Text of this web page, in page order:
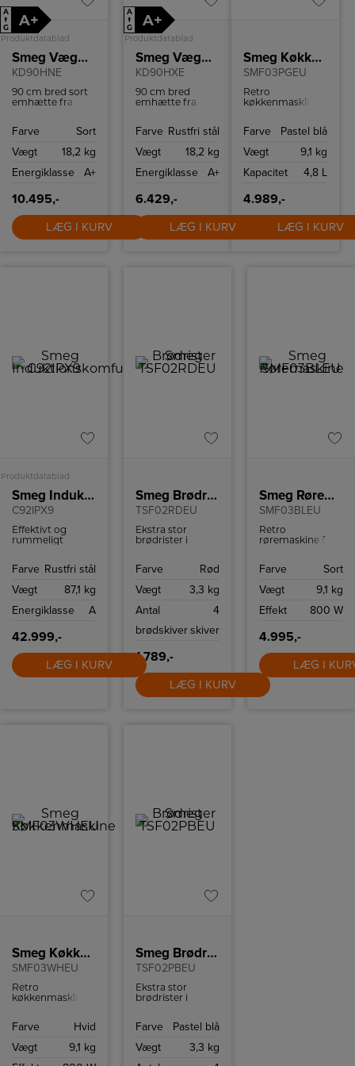
A
↑
G
A+
Produktdatablad
Smeg Væghængt emhætte
KD90HNE
90 cm bred sort
emhætte fra
kan vælge
Farve
Sort
Vægt
18,2 kg
Energiklasse
A+
10.495,-
LÆG I KURV
A
↑
G
A+
Produktdatablad
Smeg Væghængt emhætte
KD90HXE
90 cm bred
emhætte fra
hastigheder, du
mellem.
Farve Rustfri stål
Vægt
18,2 kg
Energiklasse
A+
6.429,-
LÆG I KURV
Smeg Køkkenmaskine/Blå
SMF03PGEU
Retro
køkkenmaskine
og
Farve
Pastel blå
Vægt
9,1 kg
Kapacitet
4,8 L
4.989,-
LÆG I KURV
Produktdatablad
Smeg Induktionskomfur
C92IPX9
Effektivt og
rummeligt
kogezoner og to
Farve Rustfri stål
Vægt
87,1 kg
Energiklasse
A
42.999,-
LÆG I KURV
Smeg Brødrister
TSF02RDEU
Ekstra stor
brødrister i
med plads til 4
Brødristeren har
ristningsindstillinger
funktion.
Farve
Rød
Vægt
3,3 kg
Antal
brødskiver
4
skiver
1.789,-
LÆG I KURV
Smeg Røremaskine
SMF03BLEU
Retro
røremaskine fra
og
Farve
Sort
Vægt
9,1 kg
Effekt
800 W
4.995,-
LÆG I
Smeg Køkkenmaskine
SMF03WHEU
Retro
køkkenmaskine
og
Farve
Hvid
Vægt
9,1 kg
Smeg Brødrister
TSF02PBEU
Ekstra stor
brødrister i
med plads til 4
Brødristeren har
Farve
Pastel blå
Vægt
3,3 kg